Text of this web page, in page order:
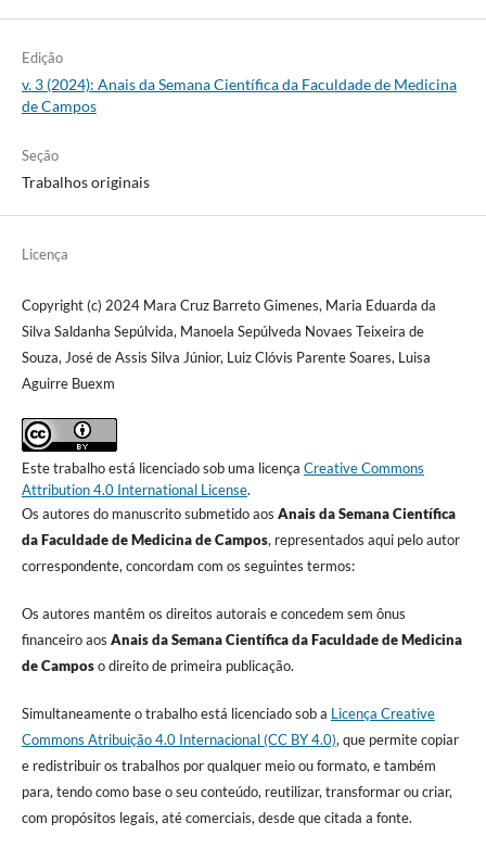
Edição
v. 3 (2024): Anais da Semana Científica da Faculdade de Medicina
de Campos
Seção
Trabalhos originais
Licença
Copyright (c) 2024 Mara Cruz Barreto Gimenes, Maria Eduarda da
Silva Saldanha Sepúlvida, Manoela Sepúlveda Novaes Teixeira de
Souza, José de Assis Silva Júnior, Luiz Clóvis Parente Soares, Luisa
Aguirre Buexm
Este trabalho está licenciado sob uma licença Creative Commons
Attribution 4.0 International License.
Os autores do manuscrito submetido aos Anais da Semana Científica
da Faculdade de Medicina de Campos, representados aqui pelo autor
correspondente, concordam com os seguintes termos:
Os autores mantêm os direitos autorais e concedem sem ônus
financeiro aos Anais da Semana Científica da Faculdade de Medicina
de Camposo direito de primeira publicação.
Simultaneamente o trabalho está licenciado sob a Licença Creative
Commons Atribuição 4.0 Internacional (CC BY 4.0), que permite copiar
e redistribuir os trabalhos por qualquer meio ou formato, e também
para, tendo como base o seu conteúdo, reutilizar, transformar ou criar,
com propósitos legais, até comerciais, desde que citada a fonte.